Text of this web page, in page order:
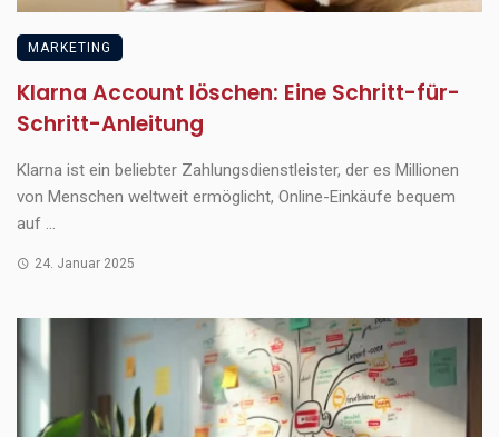
MARKETING
Klarna Account löschen: Eine Schritt-für-
Schritt-Anleitung
Klarna ist ein beliebter Zahlungsdienstleister, der es Millionen
von Menschen weltweit ermöglicht, Online-Einkäufe bequem
auf ...
24. Januar 2025